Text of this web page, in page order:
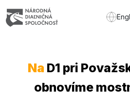
Na D1 pri
obnovíme